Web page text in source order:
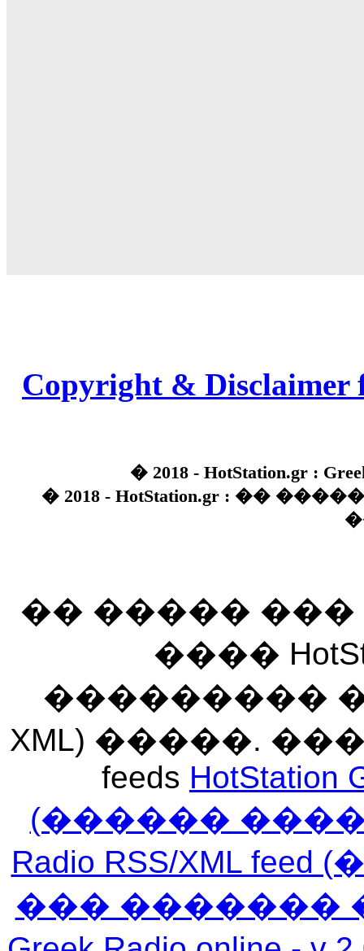
Copyright & Disclaimer
� 2018 - HotStation.gr :
� 2018 - HotStation.gr : ��
�� �����
����
��������� ���
XML) �����.
feeds HotStation
(������
Radio RSS/XML
��� �������